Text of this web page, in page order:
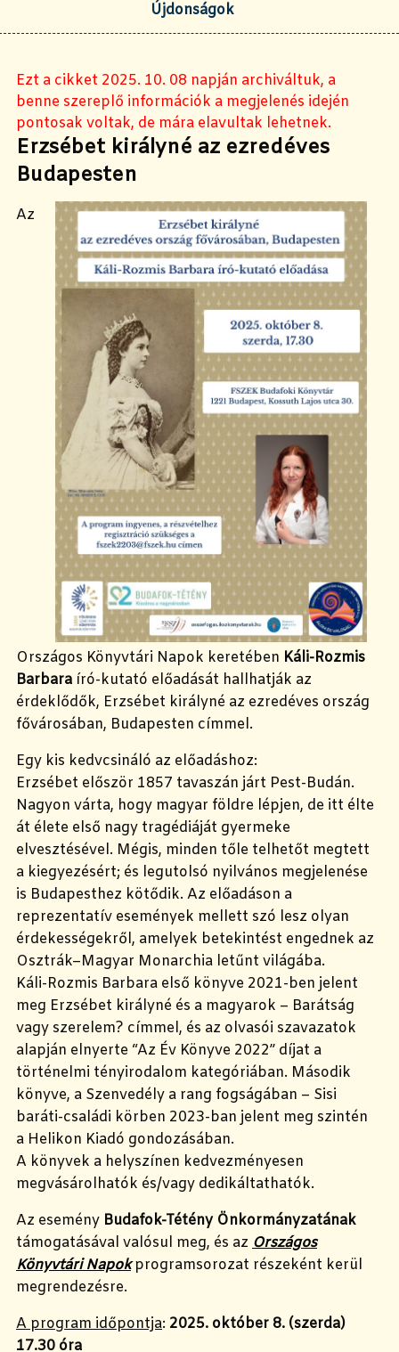
Újdonságok
Ezt a cikket 2025. 10. 08 napján archiváltuk, a
benne szereplő információk a megjelenés idején
pontosak voltak, de mára elavultak lehetnek.
Erzsébet királyné az ezredéves
Budapesten
Az
Országos Könyvtári Napok keretében Káli-Rozmis
Barbara író-kutató előadását hallhatják az
érdeklődők, Erzsébet királyné az ezredéves ország
fővárosában, Budapesten címmel.
Egy kis kedvcsináló az előadáshoz:
Erzsébet először 1857 tavaszán járt Pest-Budán.
Nagyon várta, hogy magyar földre lépjen, de itt élte
át élete első nagy tragédiáját gyermeke
elvesztésével. Mégis, minden tőle telhetőt megtett
a kiegyezésért; és legutolsó nyilvános megjelenése
is Budapesthez kötődik. Az előadáson a
reprezentatív események mellett szó lesz olyan
érdekességekről, amelyek betekintést engednek az
Osztrák–Magyar Monarchia letűnt világába.
Káli-Rozmis Barbara első könyve 2021-ben jelent
meg Erzsébet királyné és a magyarok – Barátság
vagy szerelem? címmel, és az olvasói szavazatok
alapján elnyerte “Az Év Könyve 2022” díjat a
történelmi tényirodalom kategóriában. Második
könyve, a Szenvedély a rang fogságában – Sisi
baráti-családi körben 2023-ban jelent meg szintén
a Helikon Kiadó gondozásában.
A könyvek a helyszínen kedvezményesen
megvásárolhatók és/vagy dedikáltathatók.
Az esemény Budafok-Tétény Önkormányzatának
támogatásával valósul meg, és az Országos
Könyvtári Napokprogramsorozat részeként kerül
megrendezésre.
A program időpontja: 2025. október 8. (szerda)
17.30 óra